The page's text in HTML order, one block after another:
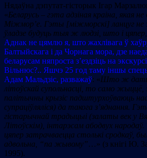
Нядаўна дэпутат-гісторык Ігар
«Беларусь – гэта адзіная краіна, якая
Міжмор’е. Гэты [міжморскі] ланцуг не
ўладзе будуць тыя ж людзі, што і
Аднак не цямлю я, што жахлівага ў
Балтыйскага і да Чорнага мора, дзе
беларусам няпроста з’ездзіць на
Вільнюс?.. Яшчэ 25 год таму іншы
Адам Мальдзіс, разважаў: «Што ж
літоўскай супольнасці, то само жыццё,
палітычны крызіс падштурхоўваюць
супраціўляліся) да такога з’яднання.
гістарычнай традыцыі (залаты век у
Літоўскім), інтарэсам абодвух народаў.
цяпер затрачваецца столькі сродкаў,
адвольна, “па жывому”…» (з кнігі Ю.
1995).